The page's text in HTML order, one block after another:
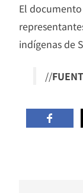
El
indígenas de
//